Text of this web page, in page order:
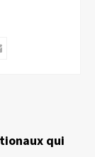
Email
qui